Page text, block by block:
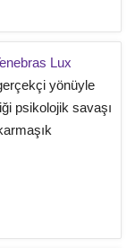
Lux
yönüyle
psikolojik savaşı